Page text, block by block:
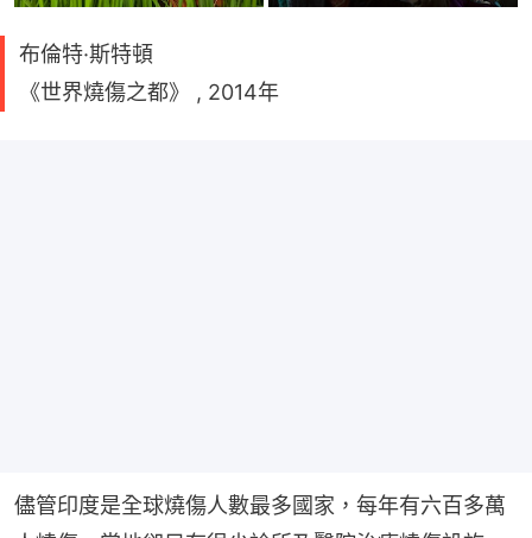
布倫特·斯特頓
《世界燒傷之都》 , 2014年
儘管印度是全球燒傷人數最多國家，每年有六百多萬